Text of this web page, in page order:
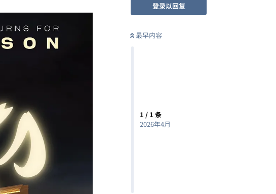
登录以回复
最早内容
1 / 1 条
2026年4月